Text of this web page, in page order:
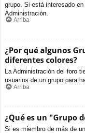
grupo. Si está interesado
Administración.
Arriba
¿Por qué algunos
diferentes colores?
La Administración del foro
usuarios de un grupo para
Arriba
¿Qué es un "Grupo
Si es miembro de más de